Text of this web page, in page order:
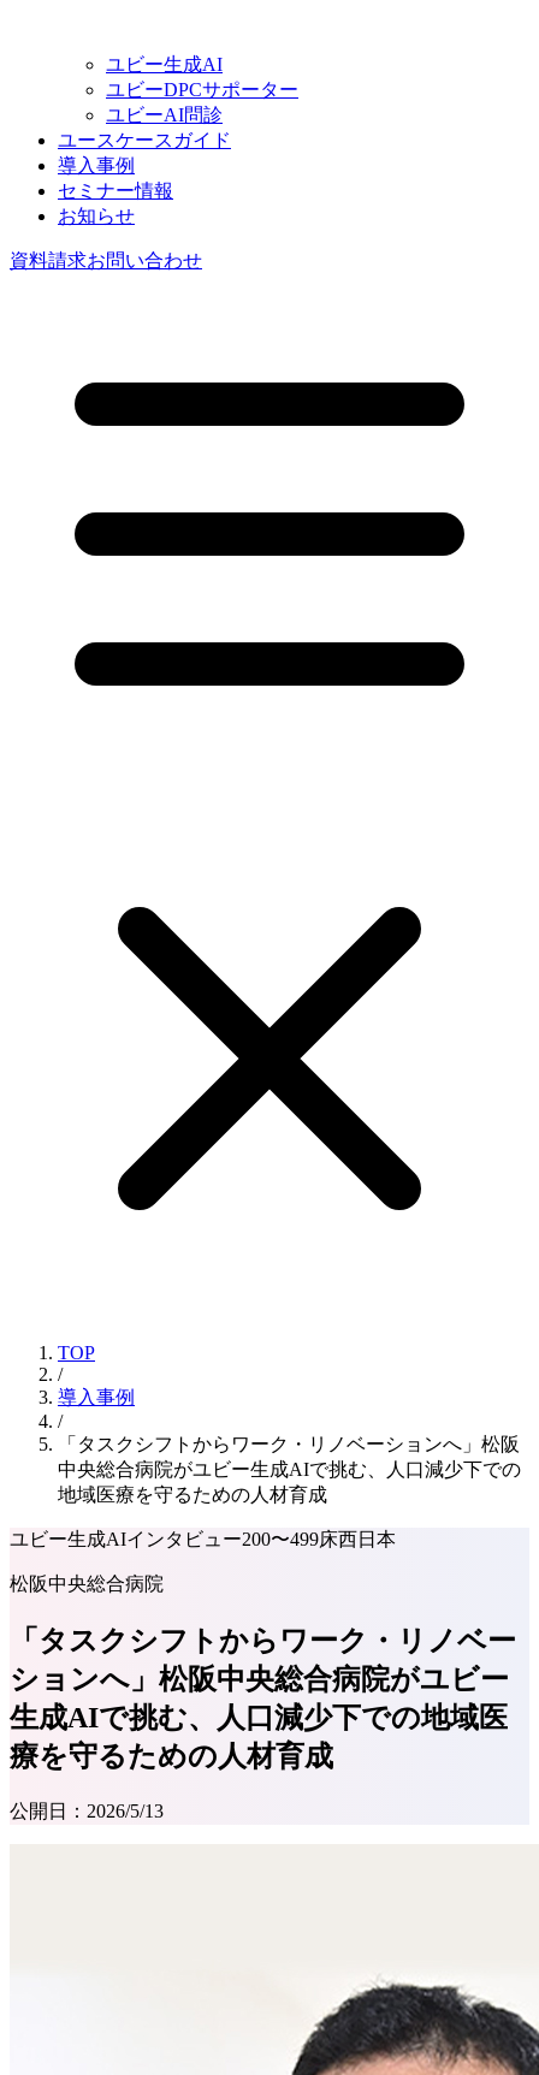
ユビー生成AI
ユビーDPCサポーター
ユビーAI問診
ユースケースガイド
導入事例
セミナー情報
お知らせ
資料請求お問い合わせ
TOP
/
導入事例
/
「タスクシフトからワーク・リノベーションへ」松阪
中央総合病院がユビー生成AIで挑む、人口減少下での
地域医療を守るための人材育成
ユビー生成AIインタビュー200〜499床西日本
松阪中央総合病院
「タスクシフトからワーク・リノベー
ションへ」松阪中央総合病院がユビー
生成AIで挑む、人口減少下での地域医
療を守るための人材育成
公開日： 2026/5/13